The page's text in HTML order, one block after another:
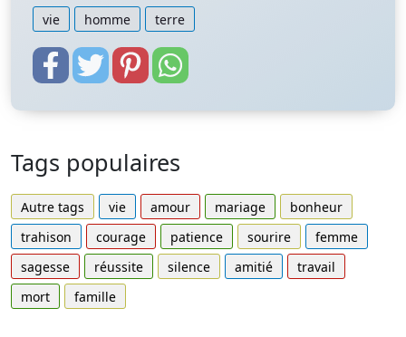
vie homme terre
Tags populaires
Autre tags vie amour mariage
bonheur
trahison
courage patience sourire
femme
sagesse
réussite silence amitié
travail
mort
famille